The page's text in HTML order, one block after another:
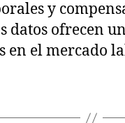
y
datos ofrecen
en el mercado